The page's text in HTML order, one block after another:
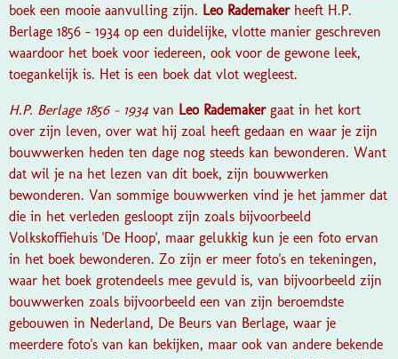
boek een mooie aanvulling zijn. Leo Rademaker heeft H.P.
Berlage 1856 - 1934 op een duidelijke, vlotte manier geschreven
waardoor het boek voor iedereen, ook voor de gewone leek,
toegankelijk is. Het is een boek dat vlot wegleest.
H.P. Berlage 1856 - 1934 van Leo Rademaker gaat in het kort
over zijn leven, over wat hij zoal heeft gedaan en waar je zijn
bouwwerken heden ten dage nog steeds kan bewonderen. Want
dat wil je na het lezen van dit boek, zijn bouwwerken
bewonderen. Van sommige bouwwerken vind je het jammer dat
die in het verleden gesloopt zijn zoals bijvoorbeeld
Volkskoffiehuis 'De Hoop', maar gelukkig kun je een foto ervan
in het boek bewonderen. Zo zijn er meer foto's en tekeningen,
waar het boek grotendeels mee gevuld is, van bijvoorbeeld zijn
bouwwerken zoals bijvoorbeeld een van zijn beroemdste
gebouwen in Nederland, De Beurs van Berlage, waar je
meerdere foto's van kan bekijken, maar ook van andere bekende